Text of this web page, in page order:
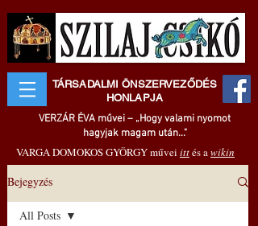
TÁRSADALMI ÖNSZERVEZŐDÉS
HONLAPJA
VERZÁR ÉVA művei – „Hogy valami nyomot
hagyjak magam után..."
VARGA DOMOKOS GYÖRGY művei ittés awikin
Bejegyzés
All Posts